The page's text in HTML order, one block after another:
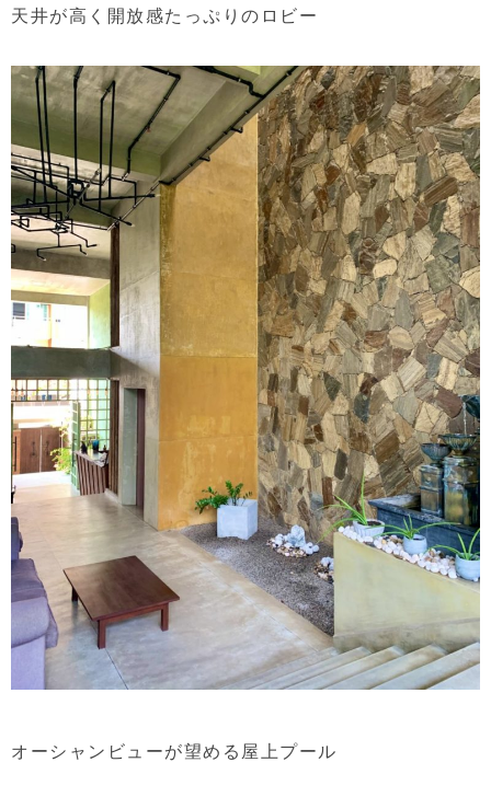
天井が高く開放感たっぷりのロビー
オーシャンビューが望める屋上プール